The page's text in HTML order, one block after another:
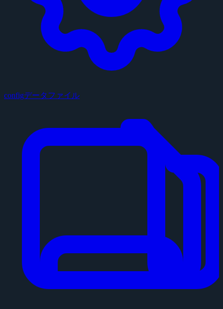
configデータファイル